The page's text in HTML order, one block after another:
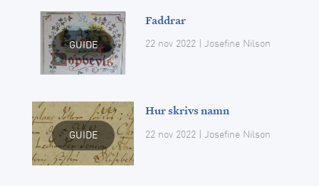
GUIDE
Faddrar
22 nov 2022 | Josefine Nilson
GUIDE
Hur skrivs namn
22 nov 2022 | Josefine Nilson